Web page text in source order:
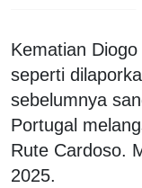
Kematian
seperti
sebelumnya
Portugal
Rute Cardoso.
2025.